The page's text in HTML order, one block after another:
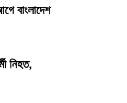
বাংলাদেশ
নিহত,